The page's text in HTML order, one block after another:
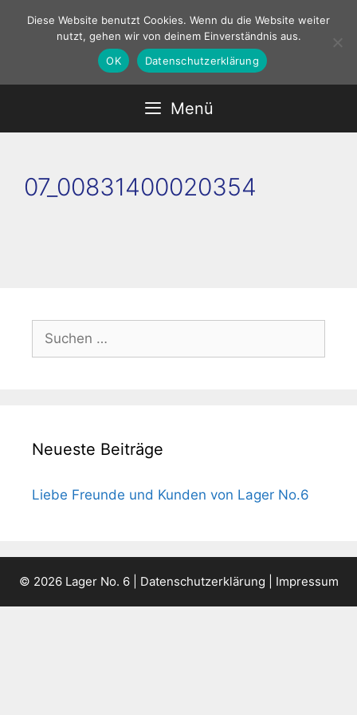
Inhalt
Menü
07_00831400020354
nach:
Neueste Beiträge
Liebe Freunde und Kunden von Lager No.6
© 2026 Lager No. 6 | Datenschutzerklärung Impressum
Diese Website benutzt Cookies. Wenn du die Website weiter
nutzt, gehen wir von deinem Einverständnis aus.
OK
Datenschutzerklärung